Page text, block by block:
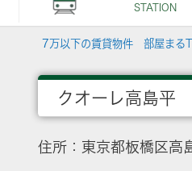
STATION
7万以下の賃貸物件 部屋まる
クオーレ高島平
住所：東京都板橋区高